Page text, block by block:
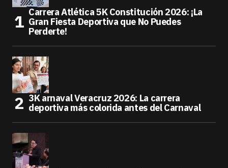
Carrera Atlética 5K Constitución 2026: ¡La
Gran Fiesta Deportiva que No Puedes
Perderte!
3K arnaval Veracruz 2026: La carrera
deportiva más colorida antes del Carnaval